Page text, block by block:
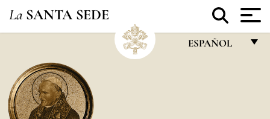
La SANTA SEDE
ESPAÑOL